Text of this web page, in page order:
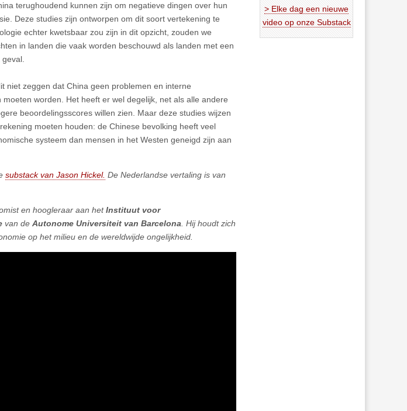
terughoudend kunnen zijn om negatieve dingen over hun
Deze studies zijn ontworpen om dit soort vertekening te
echter kwetsbaar zou zijn in dit opzicht, zouden we
in landen die vaak worden beschouwd als landen met een
niet zeggen dat China geen problemen en interne
worden. Het heeft er wel degelijk, net als alle andere
beoordelingsscores willen zien. Maar deze studies wijzen
moeten houden: de Chinese bevolking heeft veel
systeem dan mensen in het Westen geneigd zijn aan
substack van Jason Hickel. De Nederlandse vertaling is van
en hoogleraar aan hetInstituut voor
van de Autonome Universiteit van Barcelona. Hij houdt zich
op het milieu en de wereldwijde ongelijkheid.
> Elke dag een nieuwe
video op onze Substack